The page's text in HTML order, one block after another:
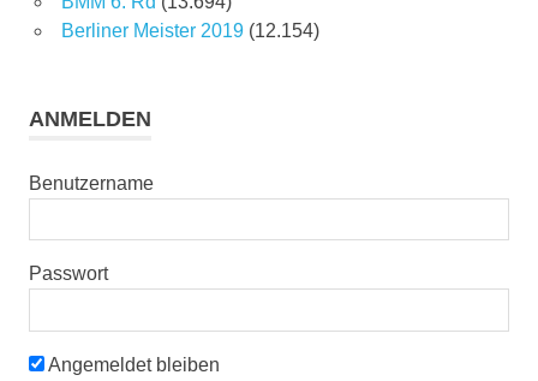
Berliner Meister 2019 (12.154)
ANMELDEN
Benutzername
Passwort
Angemeldet bleiben